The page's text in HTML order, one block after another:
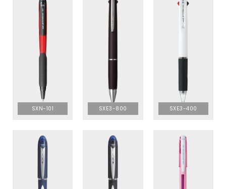
SXN-101 SXE3-800 SXE3-400